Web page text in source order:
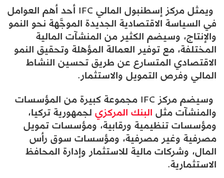
ويمثل مركز إسطنبول المالي IFC أحد أهم العوامل
في السياسة الاقتصادية الجديدة الموجَّهة نحو النمو
والإنتاج، وسيضم الكثير من المنشآت المالية
المختلفة، مع توفير العمالة المؤهلة وتحقيق النمو
الاقتصادي المتسارع عن طريق تحسين النشاط
المالي وفرص التمويل والاستثمار.
وسيضم مركز IFC مجموعة كبيرة من المؤسسات
والمنشآت مثلالبنك المركزيلجمهورية تركيا،
ومؤسسات تنظيمية ورقابية، ومؤسسات تمويل
مصرفية وغير مصرفية، ومؤسسات سوق رأس
المال، وشركات مالية للاستثمار وإدارة المحافظ
الاستثمارية.